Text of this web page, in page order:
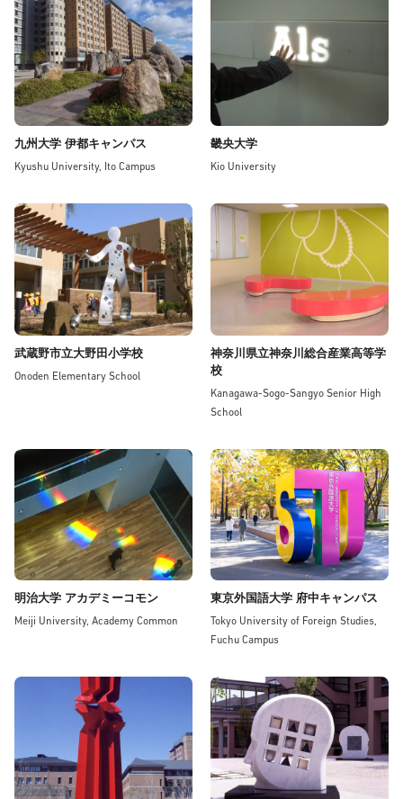
九州大学 伊都キャンパス
Kyushu University, Ito Campus
畿央大学
Kio University
武蔵野市立大野田小学校
Onoden Elementary School
神奈川県立神奈川総合産業高等学
校
Kanagawa-Sogo-Sangyo Senior High
School
明治大学 アカデミーコモン
Meiji University, Academy Common
東京外国語大学 府中キャンパス
Tokyo University of Foreign Studies,
Fuchu Campus